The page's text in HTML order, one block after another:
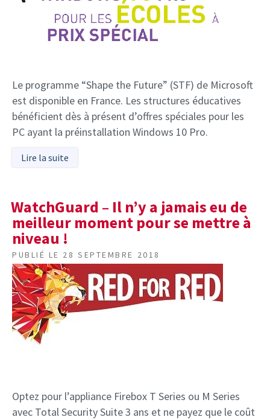
Le programme “Shape the Future” (STF) de Microsoft
est disponible en France. Les structures éducatives
bénéficient dès à présent d’offres spéciales pour les
PC ayant la préinstallation Windows 10 Pro.
Lire la suite
WatchGuard – Il n’y a jamais eu de
meilleur moment pour se mettre à
niveau !
PUBLIÉ LE 28 SEPTEMBRE 2018
Optez pour l’appliance Firebox T Series ou M Series
avec Total Security Suite 3 ans et ne payez que le coût